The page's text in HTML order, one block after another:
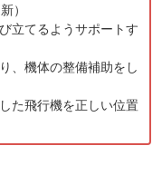
）
立てるようサポートす
、機体の整備補助をし
た飛行機を正しい位置